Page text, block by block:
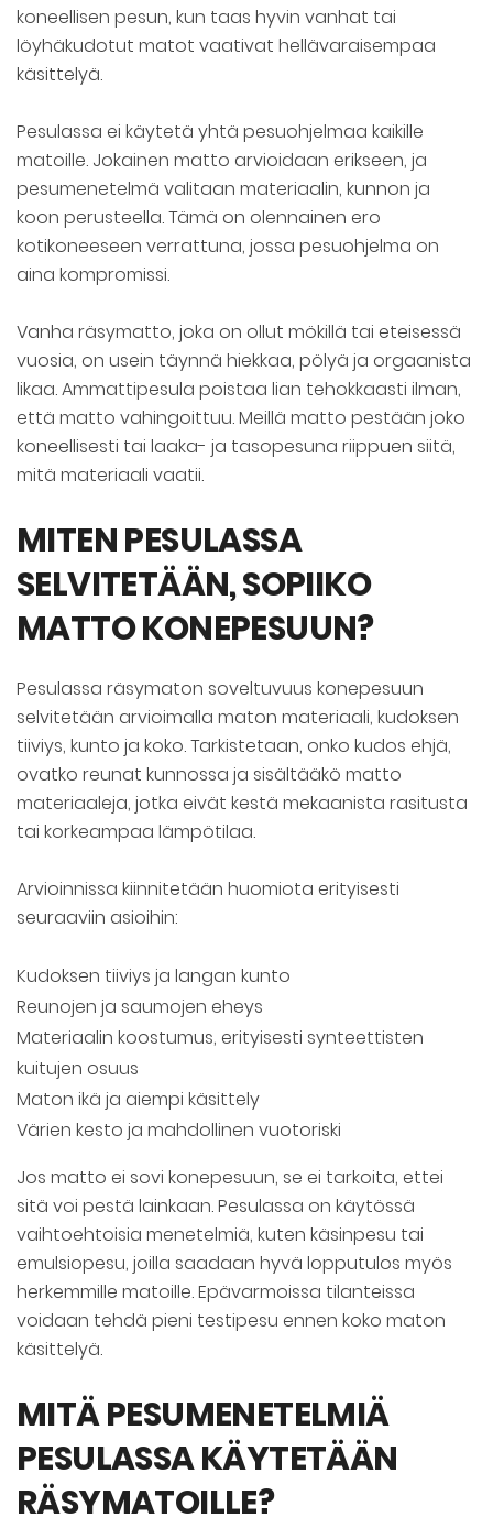
koneellisen pesun, kun taas hyvin vanhat tai
löyhäkudotut matot vaativat hellävaraisempaa
käsittelyä.
Pesulassa ei käytetä yhtä pesuohjelmaa kaikille
matoille. Jokainen matto arvioidaan erikseen, ja
pesumenetelmä valitaan materiaalin, kunnon ja
koon perusteella. Tämä on olennainen ero
kotikoneeseen verrattuna, jossa pesuohjelma on
aina kompromissi.
Vanha räsymatto, joka on ollut mökillä tai eteisessä
vuosia, on usein täynnä hiekkaa, pölyä ja orgaanista
likaa. Ammattipesula poistaa lian tehokkaasti ilman,
että matto vahingoittuu. Meillä matto pestään joko
koneellisesti tai laaka- ja tasopesuna riippuen siitä,
mitä materiaali vaatii.
MITEN PESULASSA
SELVITETÄÄN, SOPIIKO
MATTO KONEPESUUN?
Pesulassa räsymaton soveltuvuus konepesuun
selvitetään arvioimalla maton materiaali, kudoksen
tiiviys, kunto ja koko. Tarkistetaan, onko kudos ehjä,
ovatko reunat kunnossa ja sisältääkö matto
materiaaleja, jotka eivät kestä mekaanista rasitusta
tai korkeampaa lämpötilaa.
Arvioinnissa kiinnitetään huomiota erityisesti
seuraaviin asioihin:
Kudoksen tiiviys ja langan kunto
Reunojen ja saumojen eheys
Materiaalin koostumus, erityisesti synteettisten
kuitujen osuus
Maton ikä ja aiempi käsittely
Värien kesto ja mahdollinen vuotoriski
Jos matto ei sovi konepesuun, se ei tarkoita, ettei
sitä voi pestä lainkaan. Pesulassa on käytössä
vaihtoehtoisia menetelmiä, kuten käsinpesu tai
emulsiopesu, joilla saadaan hyvä lopputulos myös
herkemmille matoille. Epävarmoissa tilanteissa
voidaan tehdä pieni testipesu ennen koko maton
käsittelyä.
MITÄ PESUMENETELMIÄ
PESULASSA KÄYTETÄÄN
RÄSYMATOILLE?